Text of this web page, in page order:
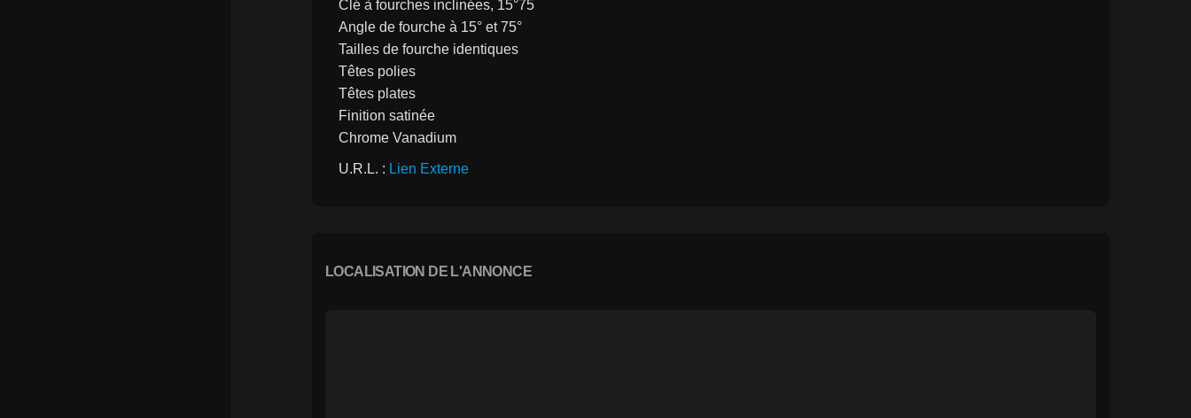
Clé à fourches inclinées, 15°75
Angle de fourche à 15° et 75°
Tailles de fourche identiques
Têtes polies
Têtes plates
Finition satinée
Chrome Vanadium
U.R.L. : Lien Externe
LOCALISATION DE L'ANNONCE